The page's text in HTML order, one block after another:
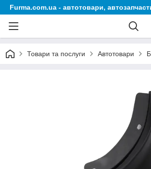
Furma.com.ua - автотовари,
Товари та послуги Автотовари